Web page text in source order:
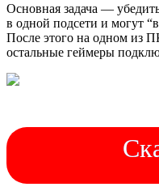
Основная задача —
в одной подсети и могут
После этого на одном из
остальные геймеры